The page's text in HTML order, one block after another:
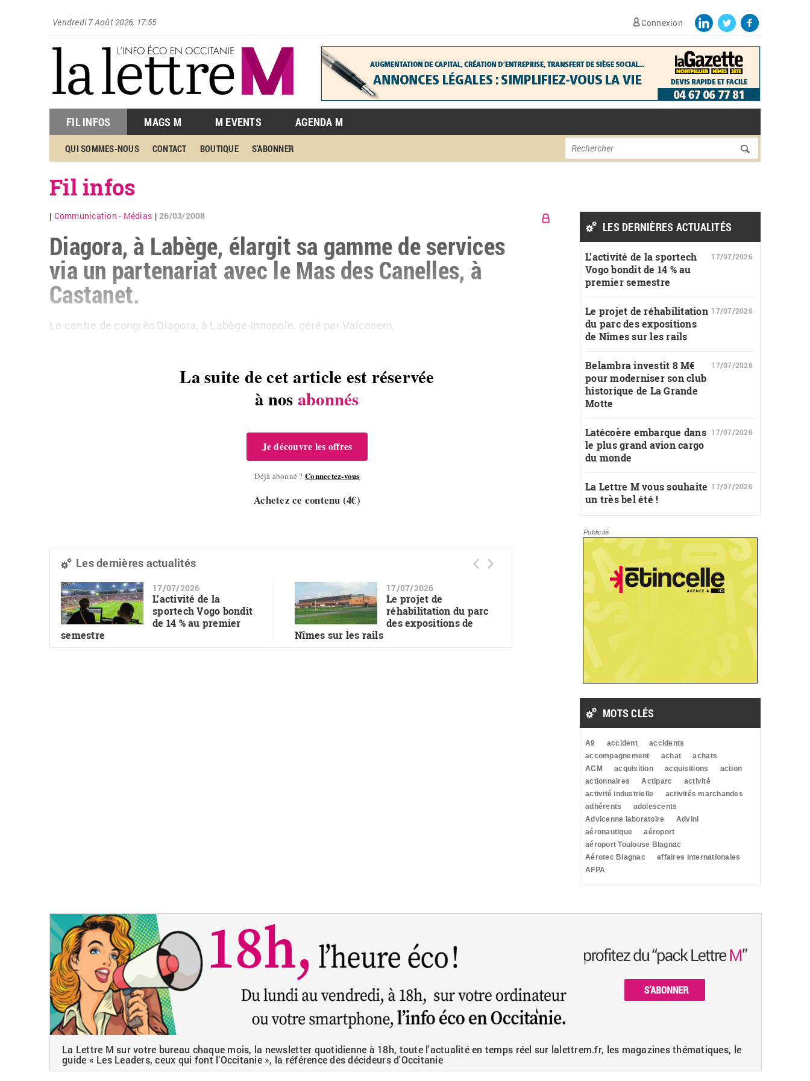
Vendredi 7 Août 2026, 17:55 Connexion
FIL INFOS MAGS M M EVENTS AGENDA M
QUI SOMMES-NOUS CONTACT BOUTIQUE S'ABONNER Formulaire de
Rechercher
Fil infos
Communication - Médias |26/03/2008
Diagora, à Labège, élargit sa gamme de services
via un partenariat avec le Mas des Canelles, à
Castanet.
Le centre de congrès Diagora, à Labège-Innopole, géré par Valcosem,
La suite de cet article est réservée
à nosabonnés
Je découvre les offres
Déjà abonné ? Connectez-vous
Achetez ce contenu (4€)
Les dernières actualités
17/07/2026
L’activité de la
sportech Vogo bondit
de 14 % au premier
semestre
17/07/2026
Le projet de
réhabilitation du parc
des expositions de
Nîmes sur les rails
LES DERNIÈRES ACTUALITÉS
L’activité de la sportech
Vogo bondit de 14 % au
premier semestre
17/07/2026
Le projet de réhabilitation
du parc des expositions
de Nîmes sur les rails
17/07/2026
Belambra investit 8 M€
pour moderniser son club
historique de La Grande
Motte
17/07/2026
Latécoère embarque dans
le plus grand avion cargo
du monde
17/07/2026
La Lettre M vous souhaite
un très bel été !
17/07/2026
Publicité
MOTS CLÉS
A9 accident
accidents
accompagnement
achat
achats
ACM
acquisition acquisitions
action
actionnaires
Actiparc
activité
activité industrielle
activités marchandes
adhérents
adolescents
Advicenne laboratoire
Advini
aéronautique
aéroport
aéroport Toulouse Blagnac
Aérotec Blagnac
affaires internationales
AFPA
La Lettre M sur votre bureau chaque mois, la newsletter quotidienne à 18h, toute l'actualité en temps réel sur lalettrem.fr, les magazines thématiques, le
guide « Les Leaders, ceux qui font l’Occitanie », la référence des décideurs d'Occitanie